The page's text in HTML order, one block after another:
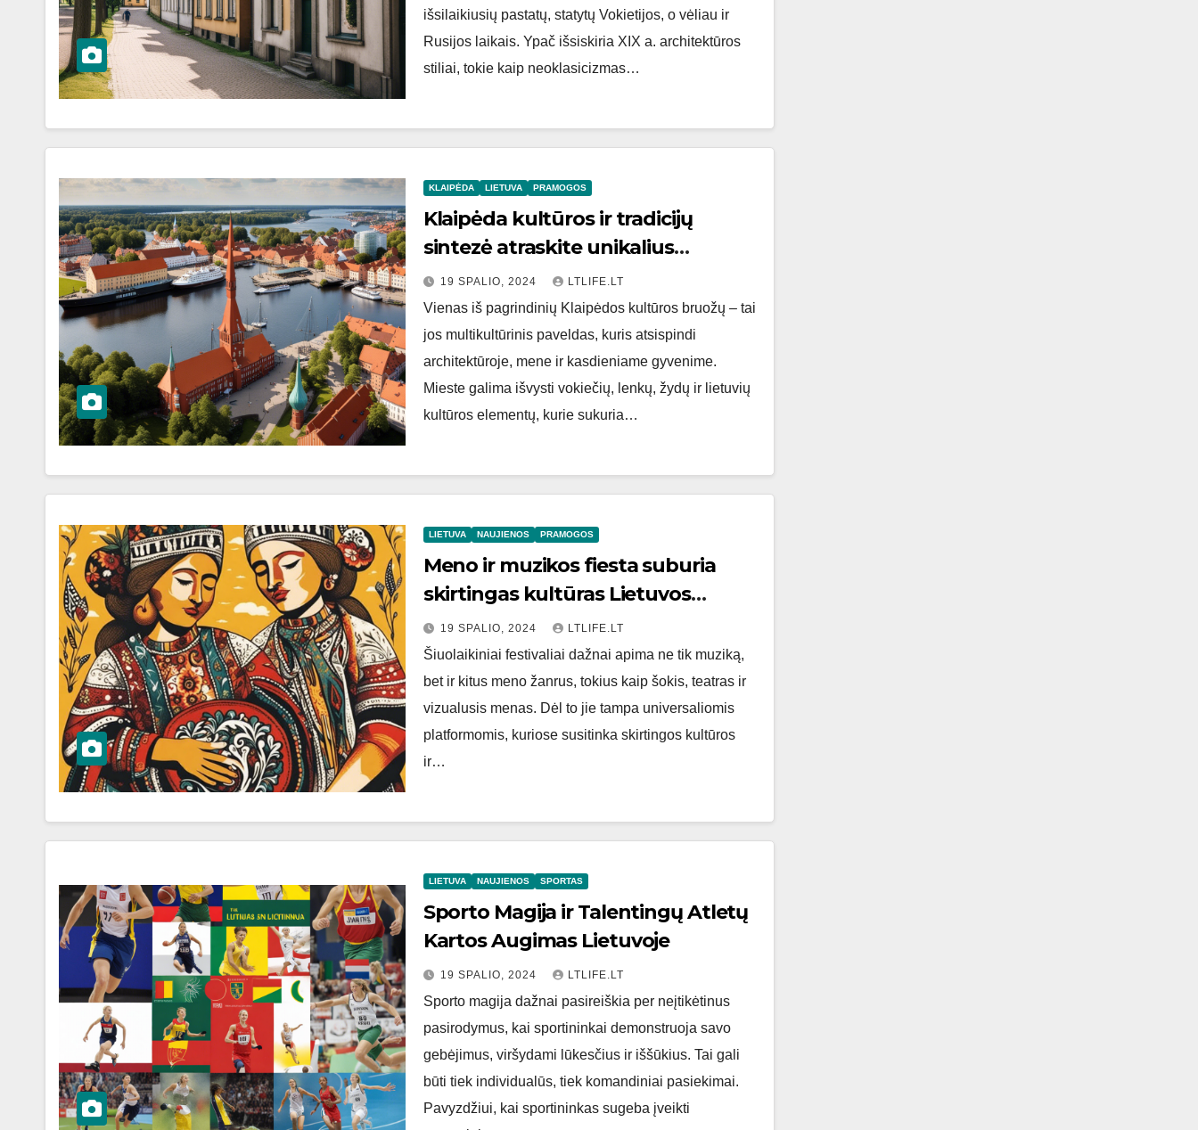
išsilaikiusių pastatų, statytų Vokietijos, o vėliau ir
Rusijos laikais. Ypač išsiskiria XIX a. architektūros
stiliai, tokie kaip neoklasicizmas…
KLAIPĖDA LIETUVA PRAMOGOS
Klaipėda kultūros ir tradicijų
sintezė atraskite unikalius
renginius pasaulinio lygio
prirodūse
19 SPALIO, 2024 LTLIFE.LT
Vienas iš pagrindinių Klaipėdos kultūros bruožų – tai
jos multikultūrinis paveldas, kuris atsispindi
architektūroje, mene ir kasdieniame gyvenime.
Mieste galima išvysti vokiečių, lenkų, žydų ir lietuvių
kultūros elementų, kurie sukuria…
LIETUVA NAUJIENOS PRAMOGOS
Meno ir muzikos fiesta suburia
skirtingas kultūras Lietuvos
festivaliuose
19 SPALIO, 2024 LTLIFE.LT
Šiuolaikiniai festivaliai dažnai apima ne tik muziką,
bet ir kitus meno žanrus, tokius kaip šokis, teatras ir
vizualusis menas. Dėl to jie tampa universaliomis
platformomis, kuriose susitinka skirtingos kultūros
ir…
LIETUVA NAUJIENOS SPORTAS
Sporto Magija ir Talentingų Atletų
Kartos Augimas Lietuvoje
19 SPALIO, 2024 LTLIFE.LT
Sporto magija dažnai pasireiškia per neįtikėtinus
pasirodymus, kai sportininkai demonstruoja savo
gebėjimus, viršydami lūkesčius ir iššūkius. Tai gali
būti tiek individualūs, tiek komandiniai pasiekimai.
Pavyzdžiui, kai sportininkas sugeba įveikti